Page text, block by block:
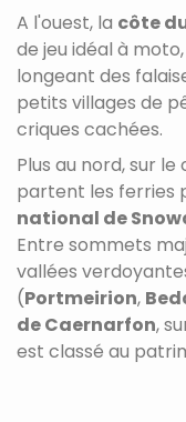
A l'ouest, la côte
de jeu idéal à
longeant des
petits villages de
criques cachées.
Plus au nord, sur le
partent les ferries
national de
Entre sommets
vallées
(Portmeirion,
de Caernarfon,
est classé au